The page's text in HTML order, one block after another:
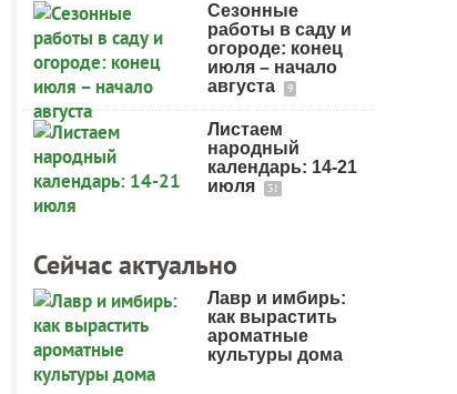
Сезонные
работы в саду и
огороде: конец
июля – начало
августа
9
Листаем
народный
календарь: 14-21
июля
31
Сейчас актуально
Лавр и имбирь:
как вырастить
ароматные
культуры дома